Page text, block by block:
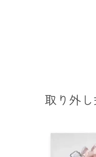
取り外し